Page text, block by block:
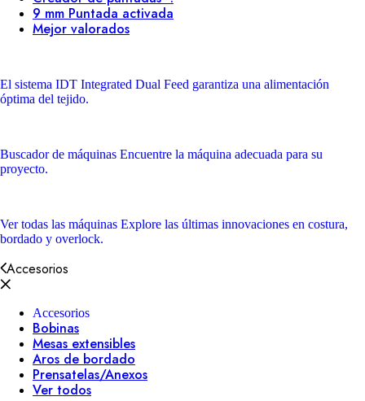
9 mm Puntada activada
Mejor valorados
El sistema IDT Integrated Dual Feed garantiza una alimentación
óptima del tejido.
Buscador de máquinas Encuentre la máquina adecuada para su
proyecto.
Ver todas las máquinas Explore las últimas innovaciones en costura,
bordado y overlock.
Accesorios
Accesorios
Bobinas
Mesas extensibles
Aros de bordado
Prensatelas/Anexos
Ver todos